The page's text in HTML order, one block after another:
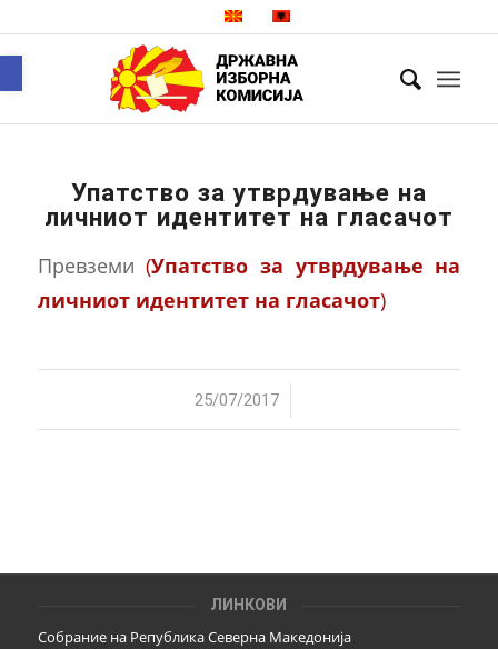
Упатство за утврдување на
личниот идентитет на гласачот
Превземи(Упатство за утврдување на
личниот идентитет на гласачот)
25/07/2017
/
ЛИНКОВИ
Собрание на Република Северна Македонија
Open toolbar